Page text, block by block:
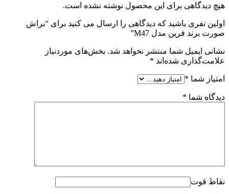
هیچ دیدگاهی برای این محصول نوشته نشده است.
اولین نفری باشید که دیدگاهی را ارسال می کنید برای “براش
صورت برند فرین مدل M47”
نشانی ایمیل شما منتشر نخواهد شد. بخش‌های موردنیاز
علامت‌گذاری شده‌اند *
امتیاز شما *
دیدگاه شما *
نقاط قوت